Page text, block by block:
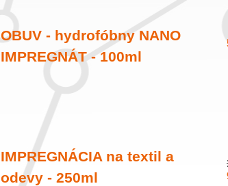
OBUV - hydrofóbny NANO
IMPREGNÁT - 100ml
IMPREGNÁCIA na textil a
odevy - 250ml